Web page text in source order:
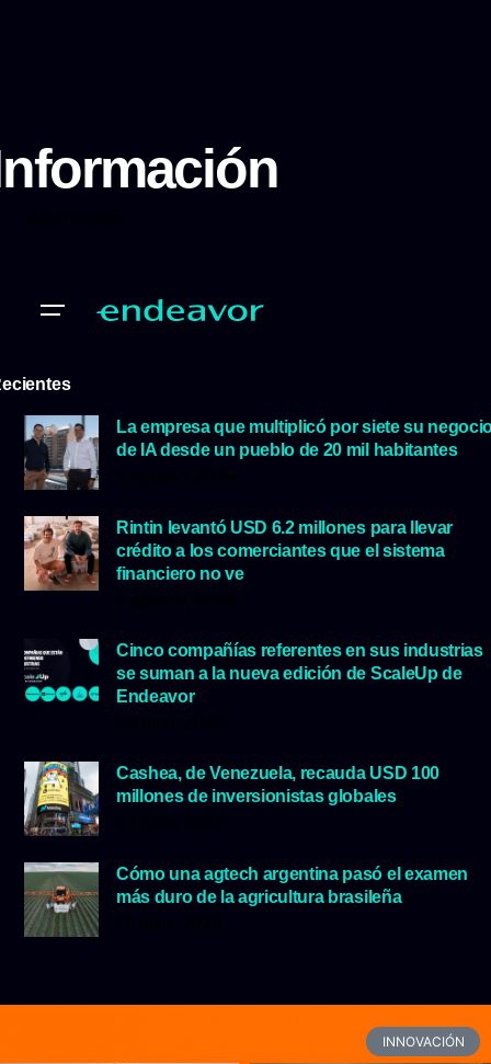
La empresa que multiplicó por siete su
de IA desde un pueblo de 20 mil habitantes
Rintin levantó USD 6.2 millones para llevar
crédito a los comerciantes que el sistema
financiero no ve
Cinco compañías referentes en sus industrias
se suman a la nueva edición de ScaleUp de
Endeavor
Cashea, de Venezuela, recauda USD 100
millones de inversionistas globales
Cómo una agtech argentina pasó el examen
más duro de la agricultura brasileña
INNOVACIÓN